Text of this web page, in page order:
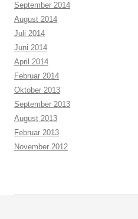
September 2014
August 2014
Juli 2014
Juni 2014
April 2014
Februar 2014
Oktober 2013
September 2013
August 2013
Februar 2013
November 2012